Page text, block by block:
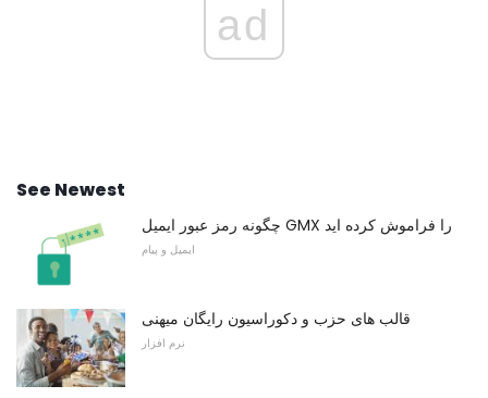
ad
See Newest
چگونه رمز عبور ایمیل GMX را فراموش کرده اید
ایمیل و پیام
قالب های حزب و دکوراسیون رایگان میهنی
نرم افزار